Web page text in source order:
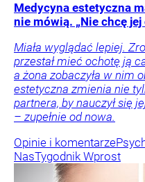
Medycyna estetyczna
nie mówią. „Nie chcę jej
Miała wyglądać lepiej.
przestał mieć ochotę ją
a żona zobaczyła w nim
estetyczna zmienia nie
partnera, by nauczył się
– zupełnie od nowa.
Opinie i komentarze
NasTygodnik Wprost